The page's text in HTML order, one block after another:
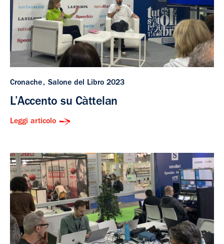
Cronache Salone del Libro 2023
L’Accento su Càttelan
Leggi articolo